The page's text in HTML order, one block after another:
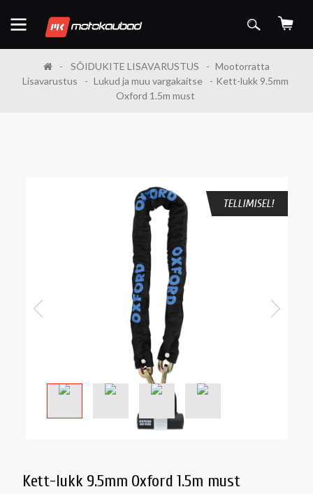
SÕIDUKITE LISAVARUSTUS
Mootorratta
Lisavarustus
Lukud ja muu vargakaitse
Kett-lukk 9.5mm
Oxford 1.5m must
TELLIMISEL!
Kett-lukk 9.5mm Oxford 1.5m must